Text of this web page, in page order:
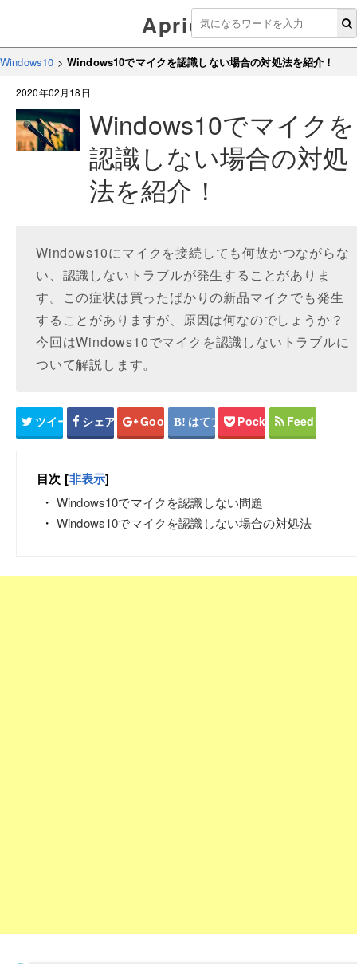
Aprico
Windows10 > Windows10でマイクを認識しない場合の対処法を紹介！
2020年02月18日
Windows10でマイクを
認識しない場合の対処
法を紹介！
Windows10にマイクを接続しても何故かつながらな
い、認識しないトラブルが発生することがありま
す。この症状は買ったばかりの新品マイクでも発生
することがありますが、原因は何なのでしょうか？
今回はWindows10でマイクを認識しないトラブルに
ついて解説します。
ツイート シェア Google+ はてブ Pocket Feedly
目次 [非表示]
Windows10でマイクを認識しない問題
Windows10でマイクを認識しない場合の対処法